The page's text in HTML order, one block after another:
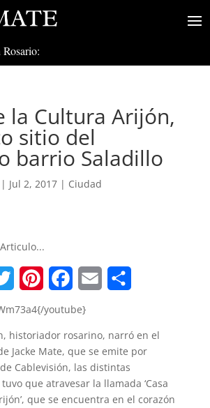
la Cultura Arijón,
sitio del
barrio Saladillo
| Jul 2, 2017| Ciudad
n
t
e
c
e
b
a
i
l
a
r
e
youtube}
historiador rosarino, narró en el
Jacke Mate, que se emite por
Cablevisión, las distintas
que atravesar la llamada ‘Casa
que se encuentra en el corazón